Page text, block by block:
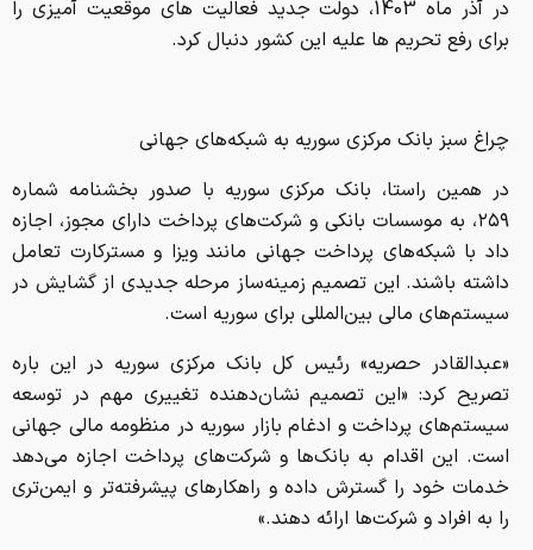
در آذر ماه 1403، دولت جدید فعالیت های موقعیت آمیزی را
برای رفع تحریم ها علیه این کشور دنبال کرد.
چراغ سبز بانک مرکزی سوریه به شبکه‌های جهانی
در همین راستا، بانک مرکزی سوریه با صدور بخشنامه شماره
۲۵۹، به موسسات بانکی و شرکت‌های پرداخت دارای مجوز، اجازه
داد با شبکه‌های پرداخت جهانی مانند ویزا و مسترکارت تعامل
داشته باشند. این تصمیم زمینه‌ساز مرحله جدیدی از گشایش در
سیستم‌های مالی بین‌المللی برای سوریه است.
«عبدالقادر حصریه» رئیس کل بانک مرکزی سوریه در این باره
تصریح کرد: «این تصمیم نشان‌دهنده تغییری مهم در توسعه
سیستم‌های پرداخت و ادغام بازار سوریه در منظومه مالی جهانی
است. این اقدام به بانک‌ها و شرکت‌های پرداخت اجازه می‌دهد
خدمات خود را گسترش داده و راهکارهای پیشرفته‌تر و ایمن‌تری
را به افراد و شرکت‌ها ارائه دهند.»